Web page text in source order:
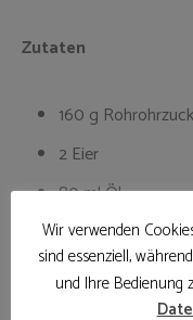
Zutaten
160 g
2 Eier
80 ml Öl
1 1/2 reife Bananen
1 Teelöffel Vanille
180 g Dinkelmehl
Wir verwenden
sind essenziell,
und Ihre Bedienung